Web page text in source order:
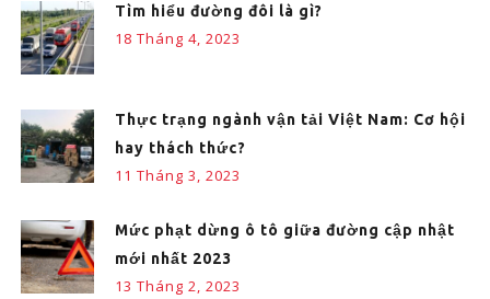
Tìm hiểu đường đôi là gì?
18 Tháng 4, 2023
Thực trạng ngành vận tải Việt Nam: Cơ hội
hay thách thức?
11 Tháng 3, 2023
Mức phạt dừng ô tô giữa đường cập nhật
mới nhất 2023
13 Tháng 2, 2023